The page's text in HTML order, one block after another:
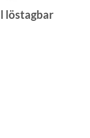
löstagbar